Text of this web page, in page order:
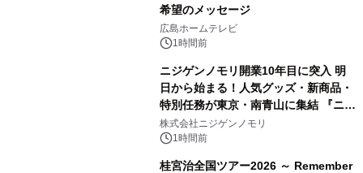
希望のメッセージ
広島ホームテレビ
1時間前
ニジゲンノモリ開業10年目に突入 明
日から始まる！人気グッズ・新商品・
特別任務が東京・南青山に集結 『ニジ
ゲンノモリ POPUPストア in Annex
Aoyama』
株式会社ニジゲンノモリ
1時間前
桂宮治全国ツアー2026 ～ Remember